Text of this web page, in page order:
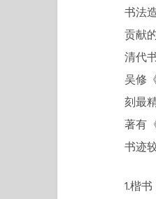
书法
贡献
清代
吴修
刻最
著有
书迹
1.楷书